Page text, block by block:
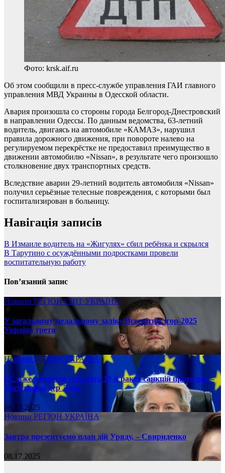
Фото: krsk.aif.ru
Об этом сообщили в пресс-службе управления ГАИ главного
управления МВД Украины в Одесской области.
Авария произошла со стороны города Белгород-Днестровский
в направлении Одессы. По данным ведомства, 63-летний
водитель, двигаясь на автомобиле «КАМАЗ», нарушил
правила дорожного движения, при повороте налево на
регулируемом перекрёстке не предоставил преимущество в
движении автомобилю «Nissan», в результате чего произошло
столкновение двух транспортных средств.
Вследствие аварии 29-летний водитель автомобиля «Nissan»
получил серьёзные телесные повреждения, с которыми был
госпитализирован в больницу.
Навігація записів
В Измаиле водитель на «Жигулях» сбил ребёнка и скрылся
В Тарутино с осуждёнными подростками провели
воспитательную работу
Пов’язаний запис
Новини РЕГІОНСВІТ УКРАЇНА
У загальному медальному заліку Всесвітніх ігор-2025
Україна третя
08.17.2025
НовиниРЕГІОН УКРАЇНА
ЄС вже у вересні ухвалить 19-й ракет санкцій проти рф, –
Урсула фон дер Ляєн
08.17.2025
Новини РЕГІОН УКРАЇНА
Завтра презентуємо план дій Уряду, – Свириденко
08.17.2025